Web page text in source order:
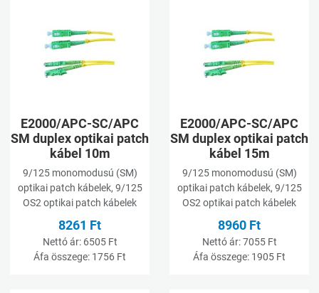
Összehasonlításhoz adom
E2000/APC-SC/APC
SM duplex optikai patch
kábel 10m
9/125 monomodusú (SM)
optikai patch kábelek, 9/125
OS2 optikai patch kábelek
8261 Ft
Nettó ár: 6505 Ft
Áfa összege: 1756 Ft
E2000/APC-SC/APC
SM duplex optikai patch
kábel 15m
9/125 monomodusú (SM)
optikai patch kábelek, 9/125
OS2 optikai patch kábelek
8960 Ft
Nettó ár:7055 Ft
Áfa összege: 1905 Ft